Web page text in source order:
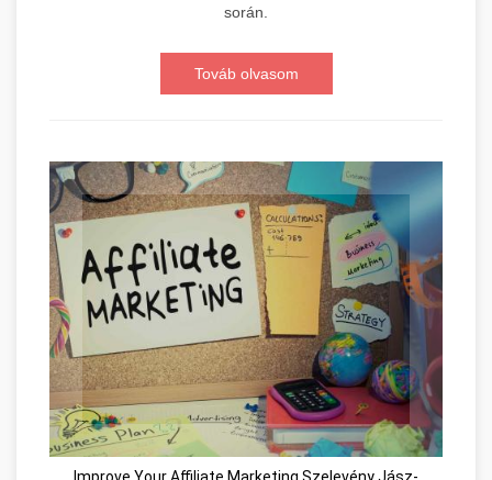
során.
Továb olvasom